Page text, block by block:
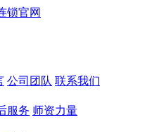
公司团队 联系我们
服务 师资力量